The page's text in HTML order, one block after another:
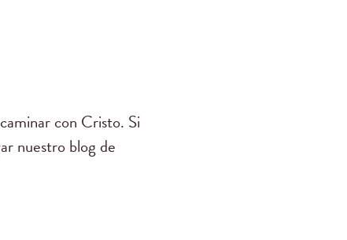
con Cristo. Si
nuestro blog de